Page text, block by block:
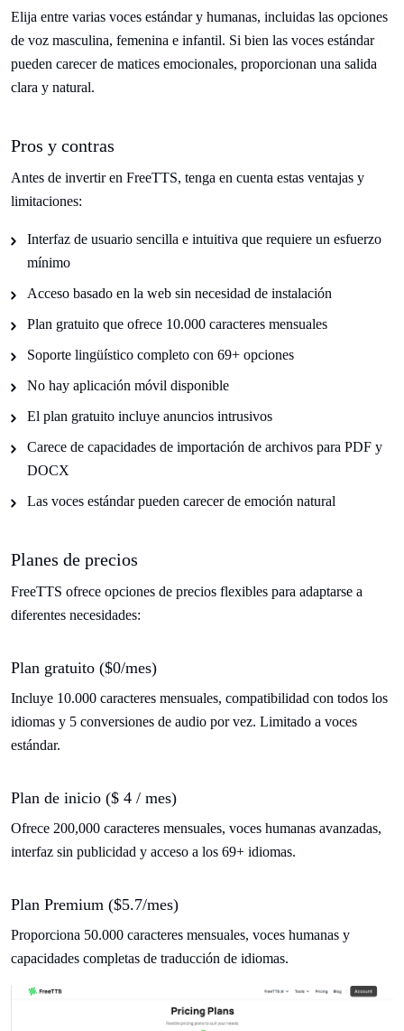
Elija entre varias voces estándar y humanas, incluidas las opciones
de voz masculina, femenina e infantil. Si bien las voces estándar
pueden carecer de matices emocionales, proporcionan una salida
clara y natural.
Pros y contras
Antes de invertir en FreeTTS, tenga en cuenta estas ventajas y
limitaciones:
Interfaz de usuario sencilla e intuitiva que requiere un esfuerzo
mínimo
Acceso basado en la web sin necesidad de instalación
Plan gratuito que ofrece 10.000 caracteres mensuales
Soporte lingüístico completo con 69+ opciones
No hay aplicación móvil disponible
El plan gratuito incluye anuncios intrusivos
Carece de capacidades de importación de archivos para PDF y
DOCX
Las voces estándar pueden carecer de emoción natural
Planes de precios
FreeTTS ofrece opciones de precios flexibles para adaptarse a
diferentes necesidades:
Plan gratuito ($0/mes)
Incluye 10.000 caracteres mensuales, compatibilidad con todos los
idiomas y 5 conversiones de audio por vez. Limitado a voces
estándar.
Plan de inicio ($ 4 / mes)
Ofrece 200,000 caracteres mensuales, voces humanas avanzadas,
interfaz sin publicidad y acceso a los 69+ idiomas.
Plan Premium ($5.7/mes)
Proporciona 50.000 caracteres mensuales, voces humanas y
capacidades completas de traducción de idiomas.